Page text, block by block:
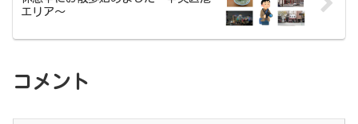
エリア～
コメント